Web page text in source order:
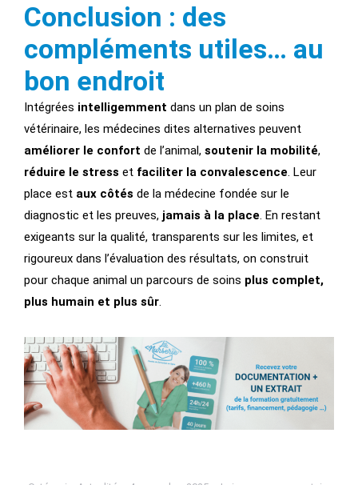
Conclusion : des
compléments utiles… au
bon endroit
Intégrées intelligemment dans un plan de soins
vétérinaire, les médecines dites alternatives peuvent
améliorer le confort de l’animal, soutenir la mobilité,
réduire le stress et faciliter la convalescence. Leur
place est aux côtés de la médecine fondée sur le
diagnostic et les preuves, jamais à la place. En restant
exigeants sur la qualité, transparents sur les limites, et
rigoureux dans l’évaluation des résultats, on construit
pour chaque animal un parcours de soins plus complet,
plus humain et plus sûr.